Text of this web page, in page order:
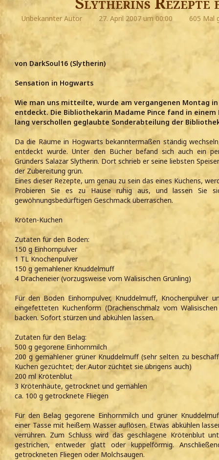
Unbekannter Autor 27. April 2007 um 00:00 605 Mal
von DarkSoul16 (Slytherin)
Sensation in Hogwarts
Wie man uns mitteilte, wurde am vergangenen Montag
entdeckt. Die Bibliothekarin Madame Pince fand in
lang verschollen geglaubte Sonderabteilung der
Da die Räume in Hogwarts bekanntermaßen ständig
entdeckt wurde. Unter den Bücher befand sich auch ein
Gründers Salazar Slytherin. Dort schrieb er seine liebsten
der Zubereitung grün.
Eines dieser Rezepte, um genau zu sein das eines Kuchens,
Probieren Sie es zu Hause ruhig aus, und lassen Sie
gewöhnungsbedürftigen Geschmack überraschen.
Kröten-Kuchen
Zutaten für den Boden:
150 g Einhornpulver
1 TL Knochenpulver
150 g gemahlener Knuddelmuff
4 Dracheneier (vorzugsweise vom Walisischen Grünling)
Für den Boden Einhornpulver, Knuddelmuff, Knochenpulver
eingefetteten Kuchenform (Drachenschmalz vom
backen. Sofort stürzen und abkühlen lassen.
Zutaten für den Belag:
500 g gegorene Einhornmilch
200 g gemahlener grüner Knuddelmuff (sehr selten zu
Kuchen gezüchtet; der Autor züchtet sie übrigens auch)
200 ml Krötenblut
3 Krötenhäute, getrocknet und gemahlen
ca. 100 g getrocknete Fliegen
Für den Belag gegorene Einhornmilch und grüner
einer Tasse mit heißem Wasser auflösen. Etwas abkühlen
verrühren. Zum Schluss wird das geschlagene Krötenblut
gestrichen, entweder glatt oder kuppelförmig.
getrockneten Fliegen oder Molchsaugen.